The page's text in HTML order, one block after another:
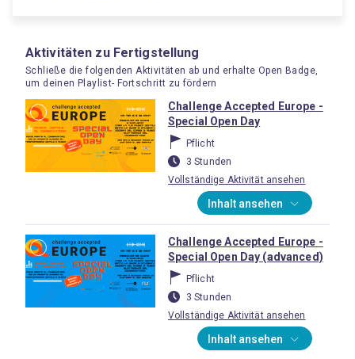
Aktivitäten zu Fertigstellung
Schließe die folgenden Aktivitäten ab und erhalte Open Badge,
um deinen Playlist- Fortschritt zu fördern
Challenge Accepted Europe -
Special Open Day
Pflicht
3 Stunden
Vollständige Aktivität ansehen
Inhalt ansehen
Challenge Accepted Europe -
Special Open Day (advanced)
Pflicht
3 Stunden
Vollständige Aktivität ansehen
Inhalt ansehen